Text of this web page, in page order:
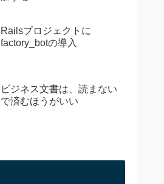
Railsプロジェクトに
factory_botの導入
ビジネス文書は、読まない
で済むほうがいい